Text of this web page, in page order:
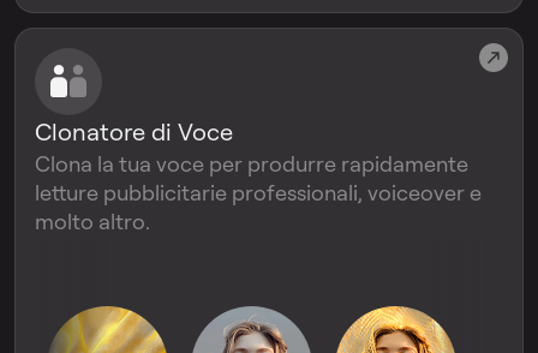
Clonatore di Voce
Clona la tua voce per produrre rapidamente
letture pubblicitarie professionali, voiceover e
molto altro.